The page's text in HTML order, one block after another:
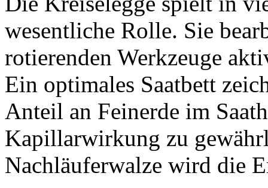
wesentliche Rolle. Sie
rotierenden Werkzeuge
Ein optimales Saatbett
Anteil an Feinerde im
Kapillarwirkung zu
Nachläuferwalze wird die